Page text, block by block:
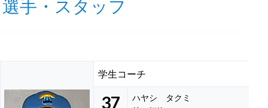
選手・スタッフ
学生コーチ
37
ハヤシ タクミ